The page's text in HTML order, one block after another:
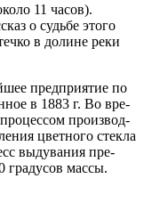
11 ча­сов).
о судь­бе это­го
в до­ли­не ре­ки
пред­при­я­тие по
в 1883 г. Во вре­
про­из­вод­
цвет­но­го стек­ла
выдувания пре­
гра­ду­сов массы.